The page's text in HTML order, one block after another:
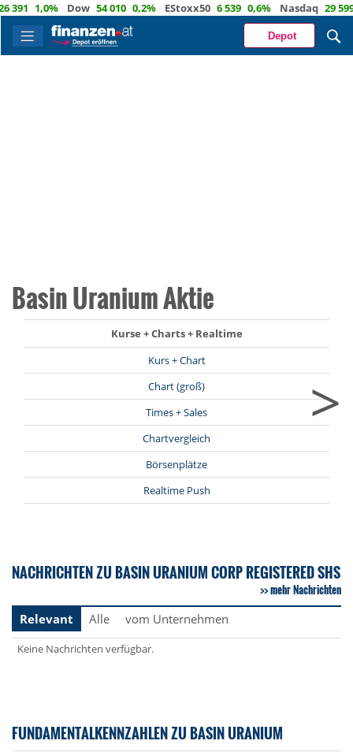
1,0% Dow 54 010 0,2% EStoxx50 6 539 0,6% Nasdaq 29 599
Depot
Basin Uranium Aktie
Kurse + Charts + Realtime
Kurs + Chart
Chart (groß)
Times + Sales
Chartvergleich
Börsenplätze
Realtime Push
>
NACHRICHTEN ZU BASIN URANIUM CORP REGISTERED SHS
mehr Nachrichten
Relevant
Alle vom Unternehmen
Keine Nachrichten verfügbar.
FUNDAMENTALKENNZAHLEN ZU BASIN URANIUM